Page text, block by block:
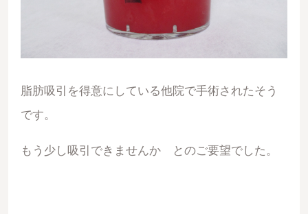
脂肪吸引を得意にしている他院で手術されたそう
です。
もう少し吸引できませんか とのご要望でした。